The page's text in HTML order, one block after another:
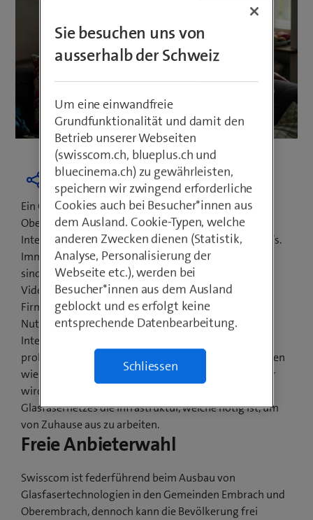
Ein Grossteil der Bevölkerung von Embrach und
Oberembrach surft per sofort auf ultraschnellem
Internet mit Geschwindigkeiten von bis zu 500 Mbit/s.
Immer mehr Anwendungen in Schweizer Haushalten
sind mit dem Internet verbunden: UHD-TV schauen,
Videotelefonieren oder von zu Hause aus im
Firmennetzwerk arbeiten. Vor allem gleichzeitige
Nutzung beansprucht das Netz. Mit dem neuen
Internetspeed sind solche Anwendungen jedoch
problemlos und zeitgleich möglich. Besonders in Zeiten
wie jetzt, in denen das Homeoffice immer alltäglicher
wird, unterstützt Swisscom mit dem Ausbau des
Glasfasernetzes die Infrastruktur, welche nötig ist, um
von Zuhause aus zu arbeiten.
Freie Anbieterwahl
Swisscom ist federführend beim Ausbau von
Glasfasertechnologien in den Gemeinden Embrach und
Oberembrach, dennoch kann die Bevölkerung frei
Sie besuchen uns von
ausserhalb der Schweiz
Um eine einwandfreie
Grundfunktionalität und damit den
Betrieb unserer Webseiten
(swisscom.ch, blueplus.ch und
bluecinema.ch) zu gewährleisten,
speichern wir zwingend erforderliche
Cookies auch bei Besucher*innen aus
dem Ausland. Cookie-Typen, welche
anderen Zwecken dienen (Statistik,
Analyse, Personalisierung der
Webseite etc.), werden bei
Besucher*innen aus dem Ausland
geblockt und es erfolgt keine
entsprechende Datenbearbeitung.
Schliessen